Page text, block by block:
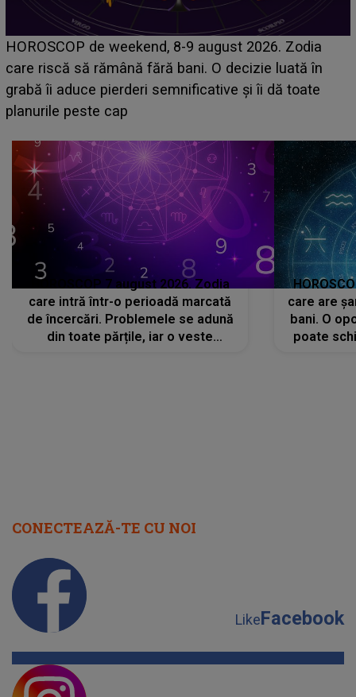
Emanuel a ținut ACEST DETALIU ASCUNS până
acum! În fața Alexandrei, concurentul din Casa Iubirii
face o MĂRTURISIRE NEAȘTEPTATĂ despre mama
sa: "I-am spus și ei în față, eu nu te iubesc pentru
HOROSCOP 7 august 2026. Zodia
care intră într-o perioadă marcată
de încercări. Problemele se adună
din toate părțile, iar o veste
care are
bani. O
poate
CONECTEAZĂ-TE CU NOI
LikeFacebook